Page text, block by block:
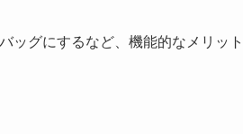
ッグにするなど、機能的なメリット